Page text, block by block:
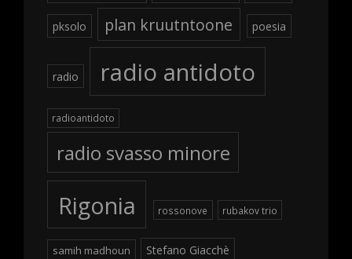
pksolo plan kruutntoone poesia
radio radio antidoto
radioantidoto
radio svasso minore
Rigonia rossonove rubakov trio
samih madhoun Stefano Giacchè